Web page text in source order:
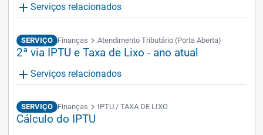
add Serviços relacionados
SERVIÇO Finanças chevron_right Atendimento Tributário (Porta Aberta)
2ª via IPTU e Taxa de Lixo - ano atual
add Serviços relacionados
SERVIÇO Finanças chevron_right IPTU / TAXA DE LIXO
Cálculo do IPTU